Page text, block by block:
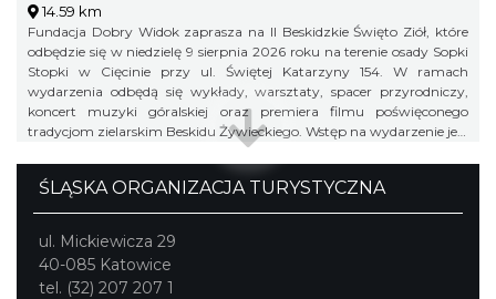
14.59 km
Fundacja Dobry Widok zaprasza na II Beskidzkie Święto Ziół, które
odbędzie się w niedzielę 9 sierpnia 2026 roku na terenie osady Sopki
Stopki w Cięcinie przy ul. Świętej Katarzyny 154. W ramach
wydarzenia odbędą się wykłady, warsztaty, spacer przyrodniczy,
koncert muzyki góralskiej oraz premiera filmu poświęconego
tradycjom zielarskim Beskidu Żywieckiego. Wstęp na wydarzenie jest
ŚLĄSKA ORGANIZACJA TURYSTYCZNA
ul. Mickiewicza 29
40-085 Katowice
tel. (32) 207 207 1